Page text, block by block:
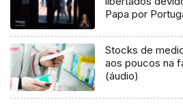
Papa por
Stocks de
aos poucos na
(áudio)